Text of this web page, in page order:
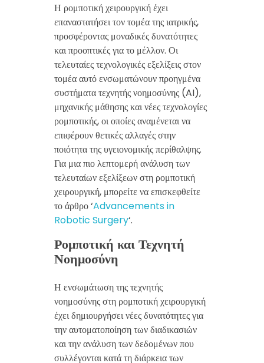
Η ρομποτική χειρουργική έχει
επαναστατήσει τον τομέα της ιατρικής,
προσφέροντας μοναδικές δυνατότητες
και προοπτικές για το μέλλον. Οι
τελευταίες τεχνολογικές εξελίξεις στον
τομέα αυτό ενσωματώνουν προηγμένα
συστήματα τεχνητής νοημοσύνης (AI),
μηχανικής μάθησης και νέες τεχνολογίες
ρομποτικής, οι οποίες αναμένεται να
επιφέρουν θετικές αλλαγές στην
ποιότητα της υγειονομικής περίθαλψης.
Για μια πιο λεπτομερή ανάλυση των
τελευταίων εξελίξεων στη ρομποτική
χειρουργική, μπορείτε να επισκεφθείτε
το άρθρο ‘Advancements in
Robotic Surgery‘.
Ρομποτική και Τεχνητή
Νοημοσύνη
Η ενσωμάτωση της τεχνητής
νοημοσύνης στη ρομποτική χειρουργική
έχει δημιουργήσει νέες δυνατότητες για
την αυτοματοποίηση των διαδικασιών
και την ανάλυση των δεδομένων που
συλλέγονται κατά τη διάρκεια των